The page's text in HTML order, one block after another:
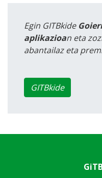
Egin GITBkide
aplikazioan eta
abantailaz eta
GITBkide